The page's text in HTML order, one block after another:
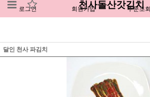
로그인 회원가입 주문조회
천사돌산갓김치
달인 천사 파김치